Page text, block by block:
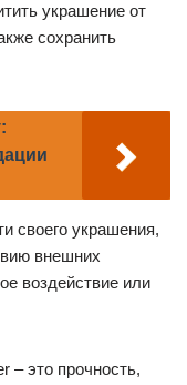
украшение от
сохранить
своего украшения,
внешних
воздействие или
– это прочность,